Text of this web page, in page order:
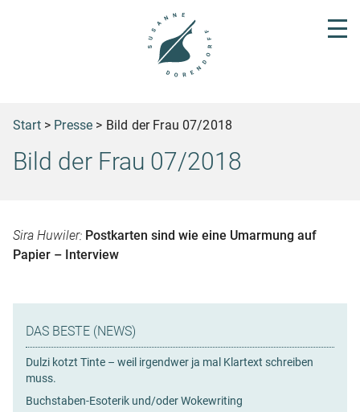
Start> Presse > Bild der Frau 07/2018
Bild der Frau 07/2018
Sira Huwiler: Postkarten sind wie eine Umarmung auf
Papier – Interview
DAS BESTE (NEWS)
Dulzi kotzt Tinte – weil irgendwer ja mal Klartext schreiben
muss.
Buchstaben-Esoterik und/oder Wokewriting